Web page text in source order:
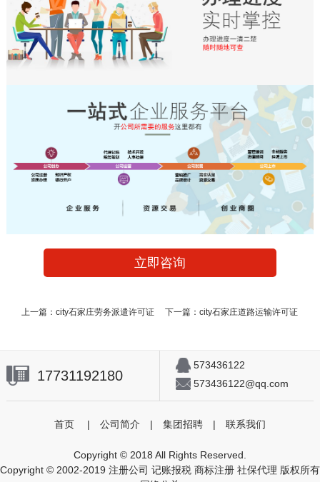
立即咨询
上一篇：city石家庄劳务派遣许可证 下一篇：city石家庄道路运输许可证
17731192180
573436122
573436122@qq.com
首页 | 公司简介 | 集团招聘 | 联系我们
Copyright © 2018 All Rights Reserved.
Copyright © 2002-2019 注册公司 记账报税 商标注册 社保代理 版权所有